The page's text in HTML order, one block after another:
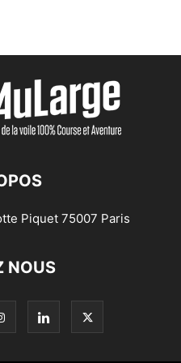
Piquet 75007 Paris
NOUS